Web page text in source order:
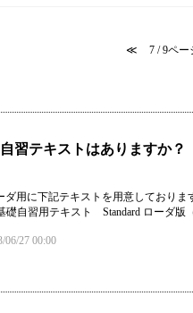
≪ 7 / 9ペー
習テキストはありますか？
用に下記テキストを用意しており
自習用テキスト Standard ローダ版
06/27 00:00